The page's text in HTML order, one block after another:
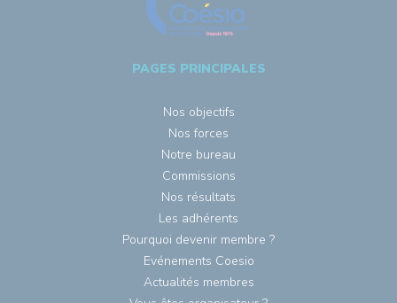
PAGES PRINCIPALES
Nos objectifs
Nos forces
Notre bureau
Commissions
Nos résultats
Les adhérents
Pourquoi devenir membre ?
Evénements Coesio
Actualités membres